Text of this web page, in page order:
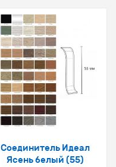
Соединитель Идеал
Ясень белый (55)